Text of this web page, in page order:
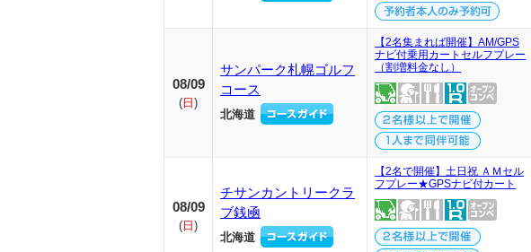
08/09
( 日 )
サンパーク札幌ゴルフ
コース
北海道
【2名集まれば開催】AM/GPS
ナビ付乗用カートセルフプレー
（割増料金なし）
08/09
( 日 )
チサンカントリークラ
ブ銭凾
北海道
【2名で開催】土日祝 ＡＭセル
フプレー★GPSナビ付カート